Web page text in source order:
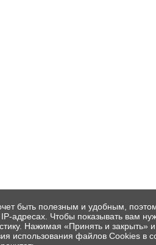
быть полезным и удобным,
адресах. Чтобы показывать вам
Нажимая «Принять и
использования файлов Cookies в